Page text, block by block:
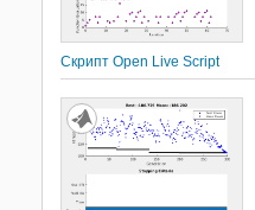
Скрипт Open Live Script